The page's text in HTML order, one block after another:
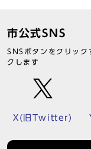
市公式SNS
SNSボタンをクリック
クします
X(旧Twitter)